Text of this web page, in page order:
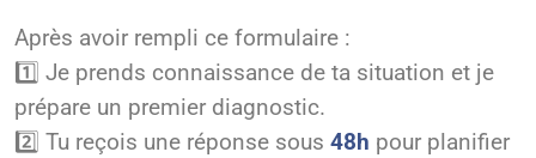
Après avoir rempli ce formulaire :
1️⃣ Je prends connaissance de ta situation et je
prépare un premier diagnostic.
2️⃣ Tu reçois une réponse sous 48h pour planifier